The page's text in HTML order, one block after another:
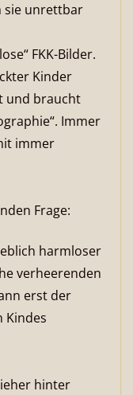
sie unrettbar
FKK-Bilder.
Kinder
und braucht
Immer
immer
Frage:
harmloser
verheerenden
erst der
Kindes
hinter